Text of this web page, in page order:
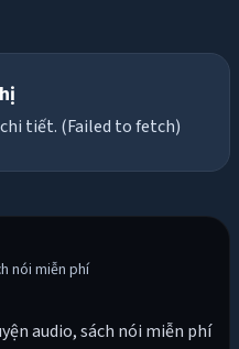
tiết. (Failed to fetch)
nói miễn phí
audio, sách nói miễn phí